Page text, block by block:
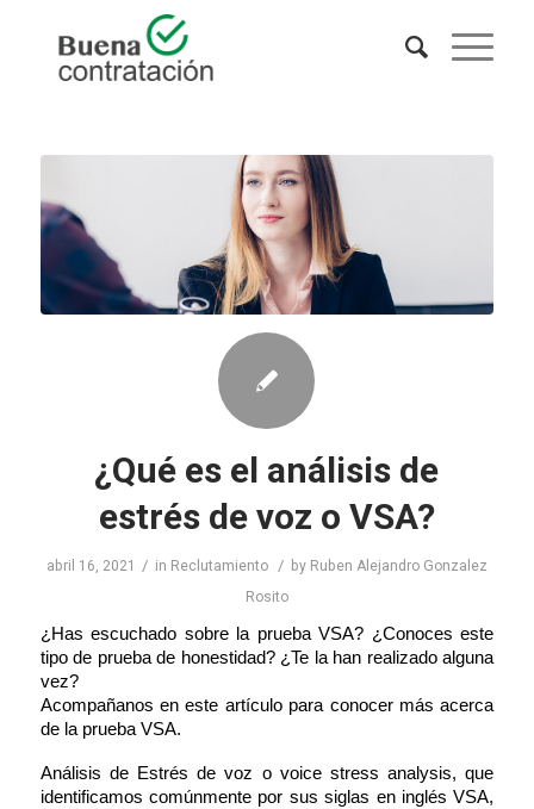
¿Qué es el análisis de
estrés de voz o VSA?
abril 16, 2021 / in Reclutamiento / by Ruben Alejandro Gonzalez
Rosito
¿Has escuchado sobre la prueba VSA? ¿Conoces este
tipo de prueba de honestidad? ¿Te la han realizado alguna
vez?
Acompañanos en este artículo para conocer más acerca
de la prueba VSA.
Análisis de Estrés de voz o voice stress analysis, que
identificamos comúnmente por sus siglas en inglés VSA,